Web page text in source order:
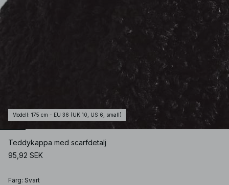
Modell : 175 cm - EU 36 (UK 10, US 6, small)
Teddykappa med scarfdetalj
95,92 SEK
Färg: Svart